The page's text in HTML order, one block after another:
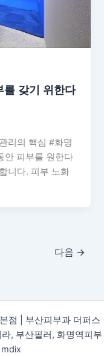
를 갖기 위한다
리의 핵심 #화명
안 피부를 원한다
니다. 피부 노화
다음 →
점 | 부산피부과 더퍼스
, 부산필러, 화명역피부
mdix